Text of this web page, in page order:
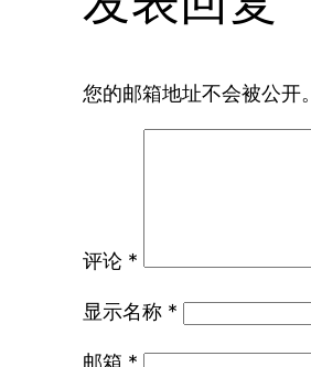
您的邮箱地址不会被公开。
评论 *
显示名称 *
邮箱 *